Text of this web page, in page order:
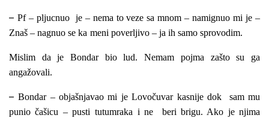
– Pf – pljucnuo je – nema to veze sa mnom – namignuo mi je –
Znaš – nagnuo se ka meni poverljivo – ja ih samo sprovodim.
Mislim da je Bondar bio lud. Nemam pojma zašto su ga
angažovali.
–Bondar – objašnjavao mi je Lovočuvar kasnije dok sam mu
punio čašicu – pusti tutumraka i ne beri brigu. Ako je njima